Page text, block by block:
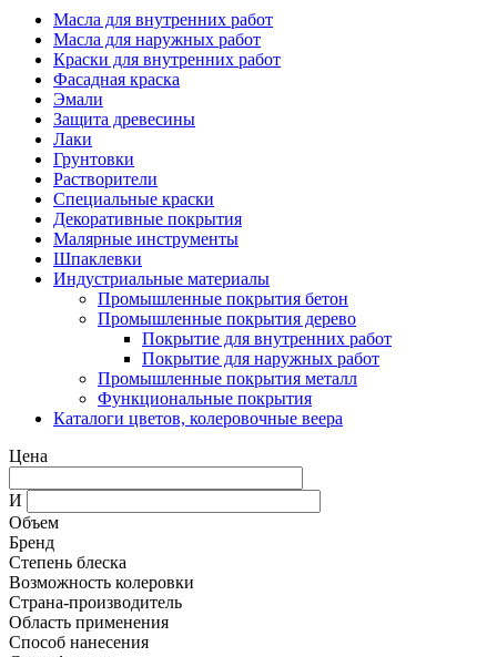
Масла для внутренних работ
Масла для наружных работ
Краски для внутренних работ
Фасадная краска
Эмали
Защита древесины
Лаки
Грунтовки
Растворители
Специальные краски
Декоративные покрытия
Малярные инструменты
Шпаклевки
Индустриальные материалы
Промышленные покрытия бетон
Промышленные покрытия дерево
Покрытие для внутренних работ
Покрытие для наружных работ
Промышленные покрытия металл
Функциональные покрытия
Каталоги цветов, колеровочные веера
Цена
И
Объем
Бренд
Степень блеска
Возможность колеровки
Страна-производитель
Область применения
Способ нанесения